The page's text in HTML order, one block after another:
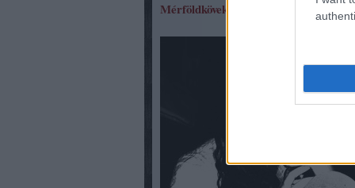
Mérföldkövek a nemzetközi